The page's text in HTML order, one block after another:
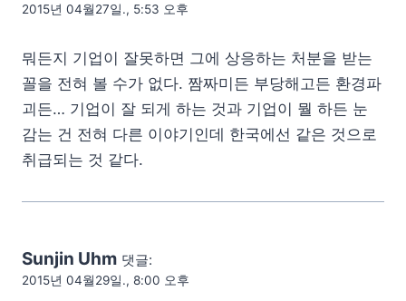
2015년 04월27일., 5:53 오후
뭐든지 기업이 잘못하면 그에 상응하는 처분을 받는
꼴을 전혀 볼 수가 없다. 짬짜미든 부당해고든 환경파
괴든… 기업이 잘 되게 하는 것과 기업이 뭘 하든 눈
감는 건 전혀 다른 이야기인데 한국에선 같은 것으로
취급되는 것 같다.
Sunjin Uhm 댓글:
2015년 04월29일., 8:00 오후